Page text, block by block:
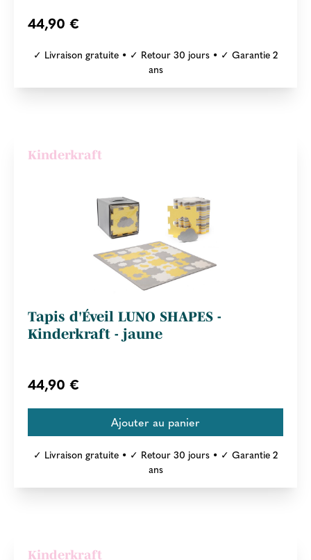
44,90 €
✓ Livraison gratuite • ✓ Retour 30 jours • ✓ Garantie 2
ans
Kinderkraft
Tapis d'Éveil LUNO SHAPES -
Kinderkraft - jaune
44,90 €
✓ Livraison gratuite • ✓ Retour 30 jours • ✓ Garantie 2
ans
Kinderkraft